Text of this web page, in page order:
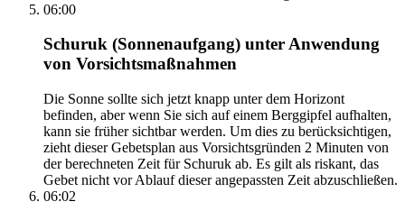
06:00
Schuruk (Sonnenaufgang) unter Anwendung
von Vorsichtsmaßnahmen
Die Sonne sollte sich jetzt knapp unter dem Horizont
befinden, aber wenn Sie sich auf einem Berggipfel aufhalten,
kann sie früher sichtbar werden. Um dies zu berücksichtigen,
zieht dieser Gebetsplan aus Vorsichtsgründen 2 Minuten von
der berechneten Zeit für Schuruk ab. Es gilt als riskant, das
Gebet nicht vor Ablauf dieser angepassten Zeit abzuschließen.
06:02